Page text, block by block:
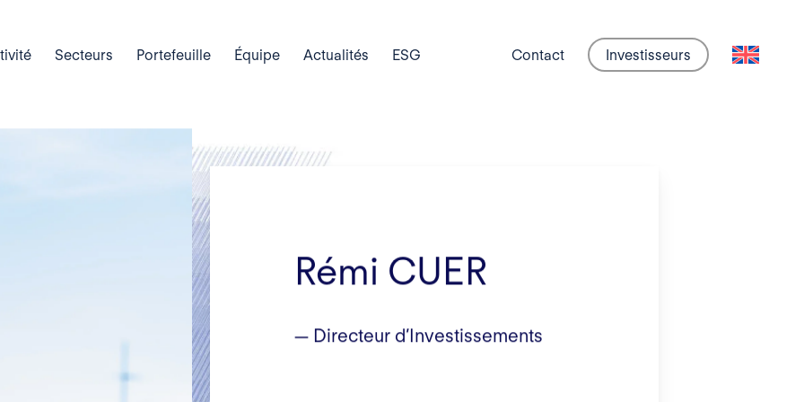
Secteurs Portefeuille Équipe Actualités ESG Contact Investisseurs
Rémi CUER
— Directeur d’Investissements